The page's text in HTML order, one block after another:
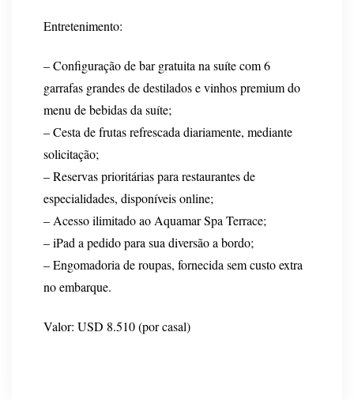
Entretenimento:
– Configuração de bar gratuita na suíte com 6
garrafas grandes de destilados e vinhos premium do
menu de bebidas da suíte;
– Cesta de frutas refrescada diariamente, mediante
solicitação;
– Reservas prioritárias para restaurantes de
especialidades, disponíveis online;
– Acesso ilimitado ao Aquamar Spa Terrace;
– iPad a pedido para sua diversão a bordo;
– Engomadoria de roupas, fornecida sem custo extra
no embarque.
Valor: USD 8.510 (por casal)